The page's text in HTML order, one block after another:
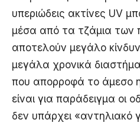
υπεριώδεις ακτίνες UV
μέσα από τα τζάμια
αποτελούν μεγάλο
μεγάλα χρονικά
που απορροφά το άμεσο
είναι για παράδειγμα οι
δεν υπάρχει «αντηλιακό